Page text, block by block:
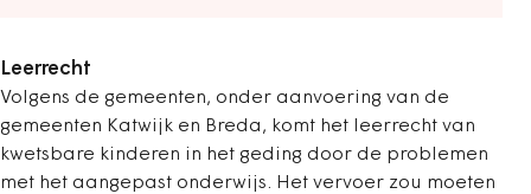
Leerrecht
Volgens de gemeenten, onder aanvoering van de
gemeenten Katwijk en Breda, komt het leerrecht van
kwetsbare kinderen in het geding door de problemen
met het aangepast onderwijs. Het vervoer zou moeten